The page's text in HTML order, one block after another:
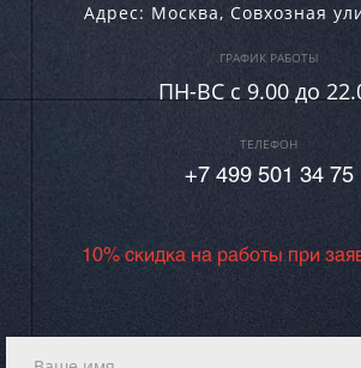
Адрес: Москва, Совхозная
ГРАФИК РАБОТЫ
ПН-ВC c 9.00 до
ТЕЛЕФОН
+7 499 501 34 75
10% скидка на работы при